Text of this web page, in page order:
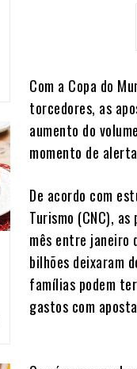
Com a Copa do
torcedores, as
aumento do
momento de
De acordo com
Turismo (CNC),
mês entre janeiro
bilhões deixaram
famílias podem
gastos com